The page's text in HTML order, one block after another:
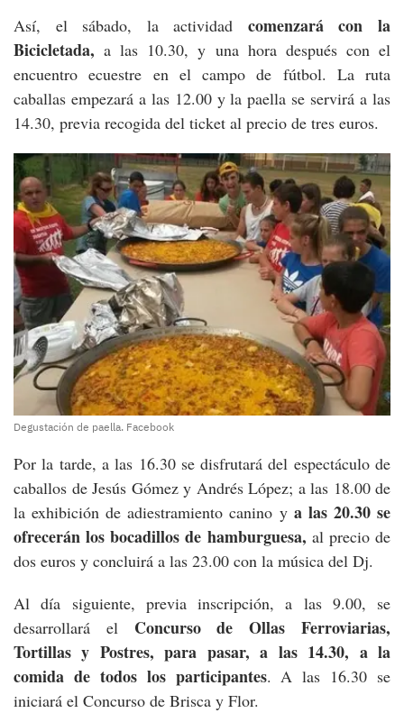
Así, el sábado, la actividad comenzará con la
Bicicletada, a las 10.30, y una hora después con el
encuentro ecuestre en el campo de fútbol. La ruta
caballas empezará a las 12.00 y la paella se servirá a las
14.30, previa recogida del ticket al precio de tres euros.
Degustación de paella. Facebook
Por la tarde, a las 16.30 se disfrutará del espectáculo de
caballos de Jesús Gómez y Andrés López; a las 18.00 de
la exhibición de adiestramiento canino y a las 20.30 se
ofrecerán los bocadillos de hamburguesa, al precio de
dos euros y concluirá a las 23.00 con la música del Dj.
Al día siguiente, previa inscripción, a las 9.00, se
desarrollará el Concurso de Ollas Ferroviarias,
Tortillas y Postres, para pasar, a las 14.30, a la
comida de todos los participantes. A las 16.30 se
iniciará el Concurso de Brisca y Flor.